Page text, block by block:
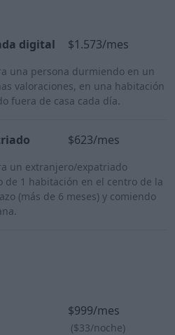
digital $1.573/mes
una persona durmiendo en un
valoraciones, en una habitación
fuera de casa cada día.
$623/mes
un extranjero/expatriado
1 habitación en el centro de la
(más de 6 meses) y comiendo
$999/mes
($33/noche)